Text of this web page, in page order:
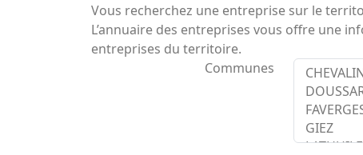
Vous recherchez une entreprise sur le
L’annuaire des entreprises vous offre une
entreprises du territoire.
Communes